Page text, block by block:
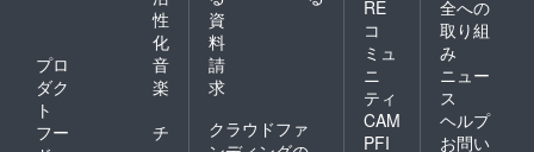
性
化
プロ
ダク
ト
音
楽
フー
チ
資
料
請
求
クラウドファ
RE
コ
ミュ
ニ
ティ
CAM
PFI
全への
取り組
み
ニュー
ス
ヘルプ
お問い